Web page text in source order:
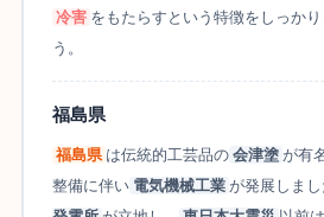
冷害 をもたらすという特徴をしっか
う。
福島県
福島県 は伝統的工芸品の 会津塗 が有
整備に伴い 電気機械工業 が発展しま